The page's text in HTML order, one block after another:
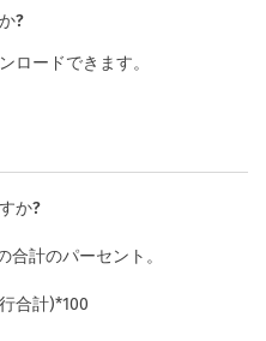
?
ロードできます。
か?
合計のパーセント。
合計)*100